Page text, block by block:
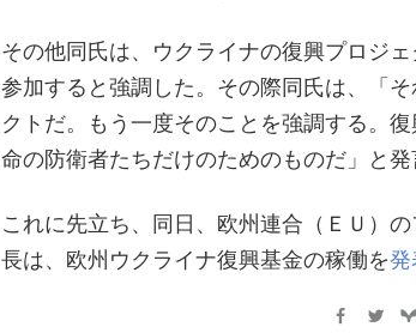
その他同氏は、ウクライナの復興プロジ
参加すると強調した。その際同氏は、「
クトだ。もう一度そのことを強調する。
命の防衛者たちだけのためのものだ」と発
これに先立ち、同日、欧州連合（ＥＵ）
長は、欧州ウクライナ復興基金の稼働を発